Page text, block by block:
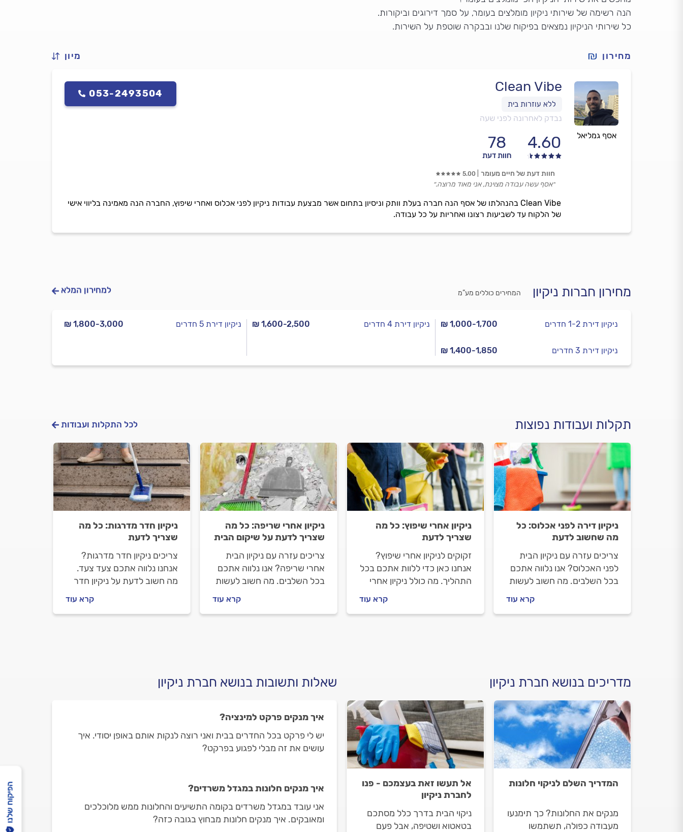
הנה רשימה של שירותי ניקיון מומלצים בעומר, על סמך דירוגים וביקורות.
כל שירותי הניקיון נמצאים בפיקוח שלנו ובבקרה שוטפת על השירות.
מחירון מיון
אסף גמליאל
Clean Vibe
נבדק לאחרונה לפני שעה
4.60
78
חוות דעת
053-2493504
Clean Vibe בהנהלתו של אסף הנה חברה בעלת וותק וניסיון בתחום אשר מבצעת עבודות ניקיון לפני אכלוס ואחרי שיפוץ, החברה הנה מאמינה בליווי אישי
של הלקוח עד לשביעות רצונו ואחריות על כל עבודה.
חוות דעת של חיים מעומר 5.00
״אסף עשה עבודה מצוינת, אני מאוד מרוצה.״
מחירון חברות ניקיון המחירים כוללים מע”מ למחירון המלא
₪ 1,000-1,700 ניקיון דירת 1-2 חדרים
₪ 1,400-1,850 ניקיון דירת 3 חדרים
₪ 1,600-2,500 ניקיון דירת 4 חדרים ₪ 1,800-3,000 ניקיון דירת 5 חדרים
תקלות ועבודות נפוצות לכל התקלות ועבודות
ניקיון דירה לפני אכלוס: כל
מה שחשוב לדעת
צריכים עזרה עם ניקיון הבית
לפני האכלוס? אנו נלווה אתכם
בכל השלבים. מה חשוב לעשות
תתנהלו מולם וכמה עולה ניקיון
לפני אכלוס? ריכזנו עבורכם את
קרא עוד
ניקיון אחרי שיפוץ: כל מה
שצריך לדעת
זקוקים לניקיון אחרי שיפוץ?
אנחנו כאן כדי ללוות אתכם בכל
התהליך. מה כולל ניקיון אחרי
הניקיון לפני העבודה ובמהלכה
וכמה יעלה הניקיון? כל
קרא עוד
ניקיון אחרי שריפה: כל מה
שצריך לדעת על שיקום הבית
צריכים עזרה עם ניקיון הבית
אחרי שריפה? אנו נלווה אתכם
בכל השלבים. מה חשוב לעשות
תתנהלו מולם וכמה עולה ניקיון
אחרי שריפה? ריכזנו עבורכם
קרא עוד
ניקיון חדר מדרגות: כל מה
שצריך לדעת
צריכים ניקיון חדר מדרגות?
אנחנו נלווה אתכם צעד צעד.
מה חשוב לדעת על ניקיון חדר
חברת הניקיון וכמה העבודה
תעלה? כל התשובות בפנים.
קרא עוד
מדריכים בנושא חברת ניקיון
המדריך השלם לניקוי חלונות
מנקים את החלונות? כך תימנעו
מעבודה כפולה, תשתמשו
אל תעשו זאת בעצמכם - פנו
לחברת ניקיון
ניקוי הבית בדרך כלל מסתכם
בטאטוא ושטיפה, אבל פעם
שאלות ותשובות בנושא חברת ניקיון
איך מנקים פרקט למינציה?
יש לי פרקט בכל החדרים בבית ואני רוצה לנקות אותם באופן יסודי. איך
עושים את זה מבלי לפגוע בפרקט?
איך מנקים חלונות במגדל משרדים?
אני עובד במגדל משרדים בקומה התשיעים והחלונות ממש מלוכלכים
ומאובקים. איך מנקים חלונות מבחוץ בגובה כזה?
הפיקוח שלנו